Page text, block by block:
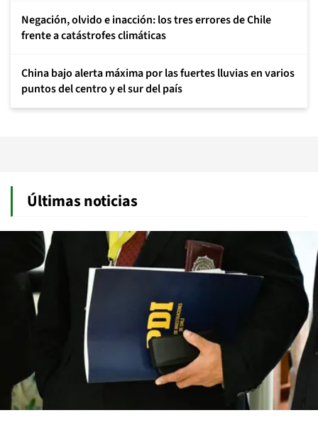
Negación, olvido e inacción: los tres errores de Chile
frente a catástrofes climáticas
China bajo alerta máxima por las fuertes lluvias en varios
puntos del centro y el sur del país
Últimas noticias